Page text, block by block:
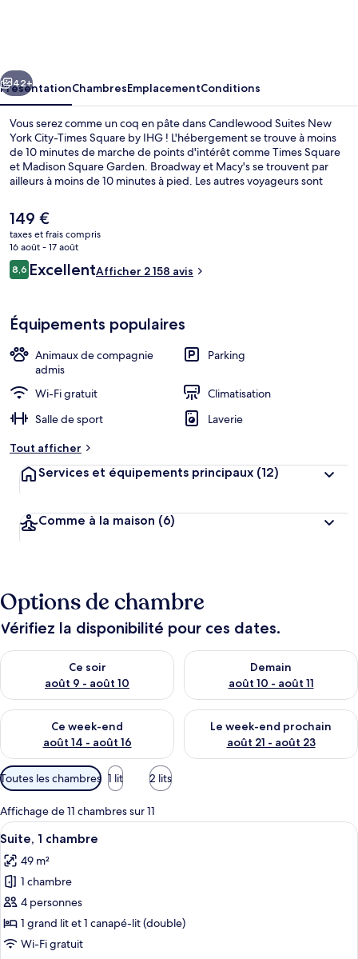
City-
Times
Square
by
IHG
Suivant
42+
PrésentationChambresEmplacementConditions
Vous serez comme un coq en pâte dans Candlewood Suites New
York City-Times Square by IHG ! L'hébergement se trouve à moins
de 10 minutes de marche de points d'intérêt comme Times Square
et Madison Square Garden. Broadway et Macy's se trouvent par
ailleurs à moins de 10 minutes à pied. Les autres voyageurs sont
transports publics se situent à une courte distance à pied : Station
de métro 42nd Street – Port Authority Bus Terminal est à 3 min et
Station de métro 34th Street – Penn Station, à 7 min.
Le
prix
actuel
est
de
149 €
taxes et frais compris
16 août - 17 août
Avis
voyageurs
8,68,6 sur 10
ExcellentAfficher 2 158 avis
Équipements populaires
Animaux de compagnie
admis
Parking
Wi-Fi gratuit
Climatisation
Salle de sport
Laverie
Tout afficher
Services et équipements principaux (12)
Comme à la maison (6)
Options de chambre
Vérifiez la disponibilité pour ces dates.
Ce soir
août 9 - août 10
Vérifier la disponibilité pour ce soir août 9 - août 10
Demain
août 10 - août 11
Vérifier la disponibilité pour
Ce week-end
août 14 - août 16
Vérifier la disponibilité pour ce week-end août 14 - août 16
Le week-end prochain
août 21 - août 23
Vérifier la disponibilité pour
Filtres
disponibles
pour
les
chambres
Toutes les chambres 1 lit 2 lits
Affichage de 11 chambres sur 11
Afficher
toutes
les
photos
pour
ce
type
Une chambre d’hôtel avec un lit, un
8
Suite, 1 chambre
49 m²
1 chambre
4 personnes
1 grand lit et 1 canapé-lit (double)
Wi-Fi gratuit